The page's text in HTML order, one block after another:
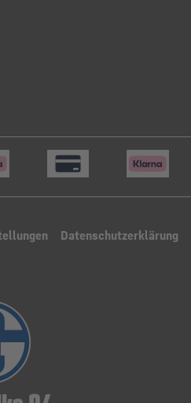
Datenschutzerklärung